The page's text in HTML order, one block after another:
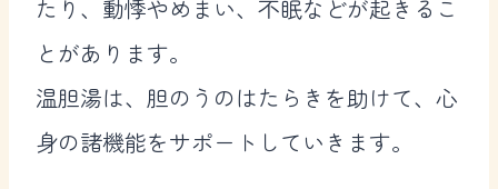
たり、動悸やめまい、不眠などが起きるこ
とがあります。
温胆湯は、胆のうのはたらきを助けて、心
身の諸機能をサポートしていきます。